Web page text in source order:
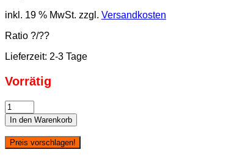
inkl. 19 % MwSt. zzgl. Versandkosten
Ratio ?/??
Lieferzeit: 2-3 Tage
Vorrätig
Dunny
Evolved
-
Frank
Kozik
In den Warenkorb
Preis vorschlagen!